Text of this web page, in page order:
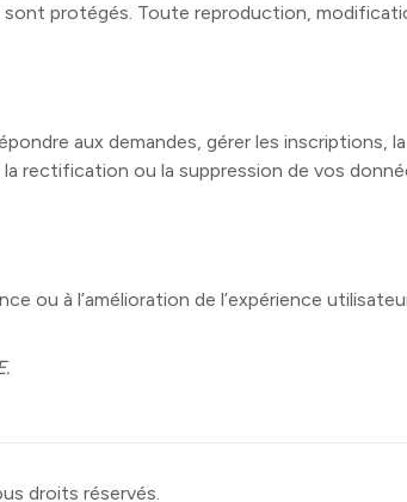
sont protégés. Toute reproduction,
aux demandes, gérer les inscriptions,
rectification ou la suppression de vos
ou à l’amélioration de l’expérience
droits réservés.